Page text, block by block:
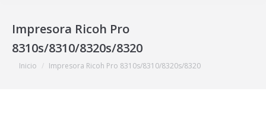
Impresora Ricoh Pro
8310s/8310/8320s/8320
Estás aquí:
Inicio Impresora Ricoh Pro 8310s/8310/8320s/8320